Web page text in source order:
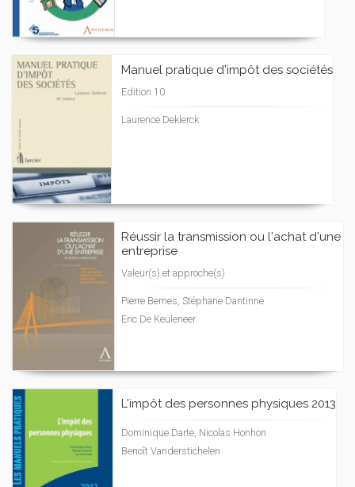
Manuel pratique d'impôt des sociétés
Edition 10
Laurence Deklerck
Réussir la transmission ou l'achat d'une
entreprise
Valeur(s) et approche(s)
Pierre Bernes, Stéphane Dantinne
Eric De Keuleneer
L'impôt des personnes physiques 2013
Dominique Darte, Nicolas Honhon
Benoît Vanderstichelen